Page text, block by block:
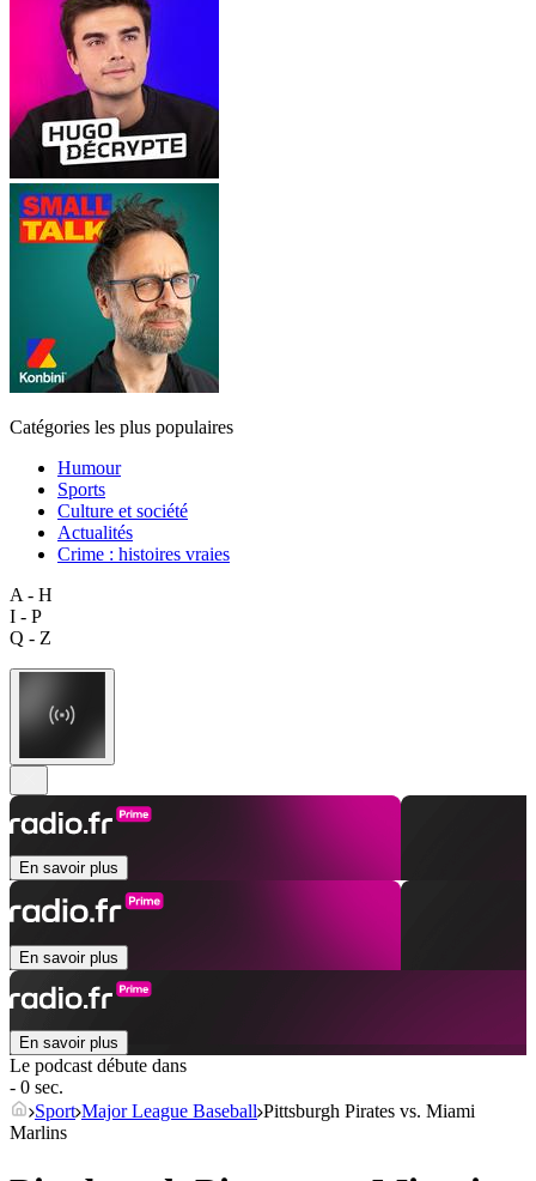
Catégories les plus populaires
Humour
Sports
Culture et société
Actualités
Crime : histoires vraies
A - H
I - P
Q - Z
En savoir plus
En savoir plus
En savoir plus
Le podcast débute dans
- 0 sec.
Sport Major League Baseball Pittsburgh Pirates vs. Miami
Marlins